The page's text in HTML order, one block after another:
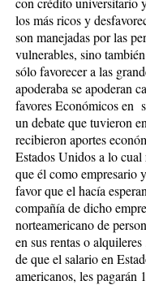
los más ricos y
son manejadas por las
vulnerables, sino
sólo favorecer a las
apoderaba se apoderan
favores Económicos en
un debate que tuvieron
recibieron aportes
Estados Unidos a lo
que él como empresario
favor que el hacía
compañía de dicho
norteamericano de
en sus rentas o
de que el salario en
americanos, les pagarán